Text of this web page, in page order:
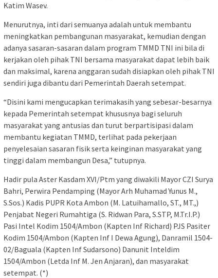
Katim Wasev.
Menurutnya, inti dari semuanya adalah untuk membantu
meningkatkan pembangunan masyarakat, kemudian dengan
adanya sasaran-sasaran dalam program TMMD TNI ini bila di
kerjakan oleh pihak TNI bersama masyarakat dapat lebih baik
dan maksimal, karena anggaran sudah disiapkan oleh pihak TNI
sendiri juga dibantu dari Pemerintah Daerah setempat.
“Disini kami mengucapkan terimakasih yang sebesar-besarnya
kepada Pemerintah setempat khususnya bagi seluruh
masyarakat yang antusias dan turut berpartisipasi dalam
membantu kegiatan TMMD, terlihat pada pekerjaan
penyelesaian sasaran fisik serta keinginan masyarakat yang
tinggi dalam membangun Desa,” tutupnya.
Hadir pula Aster Kasdam XVI/Ptm yang diwakili Mayor CZI Surya
Bahri, Perwira Pendamping (Mayor Arh Muhamad Yunus M.,
S.Sos.) Kadis PUPR Kota Ambon (M. Latuihamallo, ST., MT.,)
Penjabat Negeri Rumahtiga (S. Ridwan Para, S.STP, M.Tr.I.P.)
Pasi Intel Kodim 1504/Ambon (Kapten Inf Richard) PJS Pasiter
Kodim 1504/Ambon (Kapten Inf I Dewa Agung), Danramil 1504-
02/Baguala (Kapten Inf Sudarsono) Danunit Inteldim
1504/Ambon (Letda Inf M. Jen Anjaran), dan masyarakat
setempat. (*)